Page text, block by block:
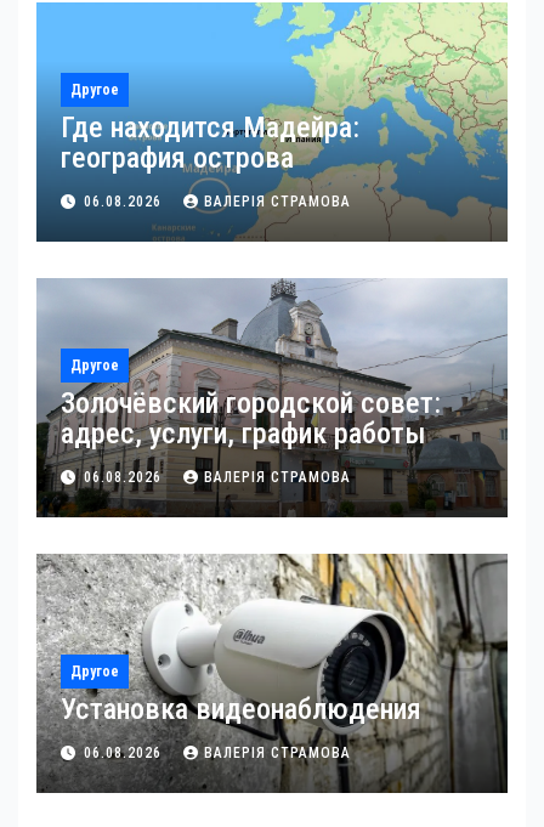
Другое
Где находится Мадейра:
география острова
06.08.2026 ВАЛЕРІЯ СТРАМОВА
Другое
Золочёвский городской совет:
адрес, услуги, график работы
06.08.2026 ВАЛЕРІЯ СТРАМОВА
Другое
Установка видеонаблюдения
06.08.2026 ВАЛЕРІЯ СТРАМОВА